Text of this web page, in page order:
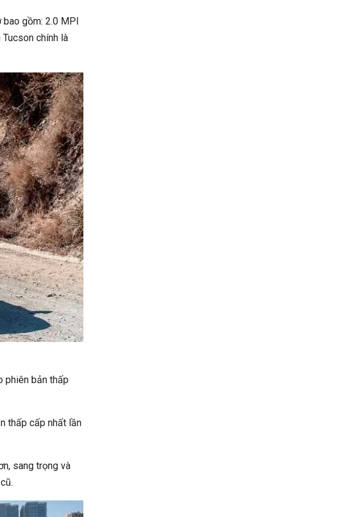
gồm: 2.0 MPI
chính là
phiên bản thấp
thấp cấp nhất lần
sang trọng và